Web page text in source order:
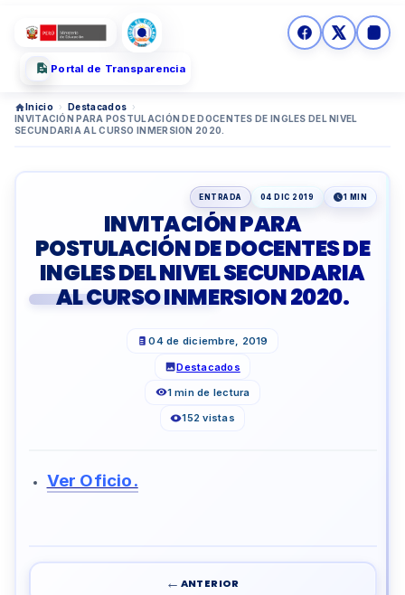
Portal de Transparencia
Inicio › Destacados ›
INVITACIÓN PARA POSTULACIÓN DE DOCENTES DE INGLES DEL NIVEL
SECUNDARIA AL CURSO INMERSION 2020.
ENTRADA 04 DIC 2019 1 MIN
INVITACIÓN PARA
POSTULACIÓN DE DOCENTES DE
INGLES DEL NIVEL SECUNDARIA
AL CURSO INMERSION 2020.
04 de diciembre, 2019
Destacados
1 min de lectura
152 vistas
Ver Oficio.
← ANTERIOR